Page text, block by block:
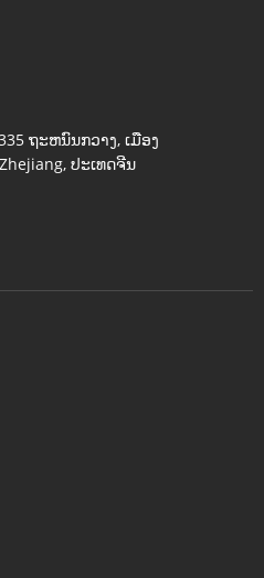
ຖະຫນົນກວາງ, ເມືອງ
ປະເທດຈີນ